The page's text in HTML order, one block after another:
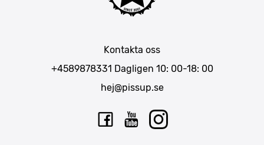
Kontakta oss
+4589878331 Dagligen 10: 00-18: 00
hej@pissup.se